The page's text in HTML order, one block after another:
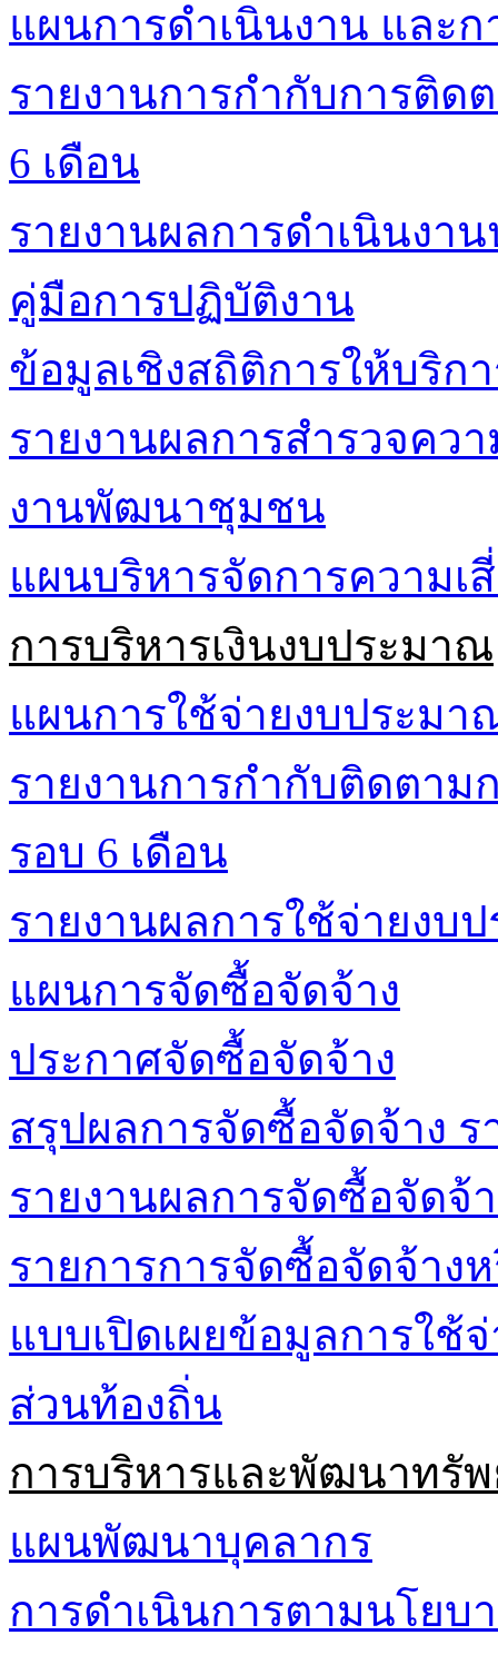
แผนการดำเนินงาน และ
รายงานการกำกับการติด
6 เดือน
รายงานผลการดำเนินงา
คู่มือการปฏิบัติงาน
ข้อมูลเชิงสถิติการให้บริก
รายงานผลการสำรวจคว
งานพัฒนาชุมชน
แผนบริหารจัดการความเ
การบริหารเงินงบประมาณ
แผนการใช้จ่ายงบประมา
รายงานการกำกับติดตาม
รอบ 6 เดือน
รายงานผลการใช้จ่ายงบ
แผนการจัดซื้อจัดจ้าง
ประกาศจัดซื้อจัดจ้าง
สรุปผลการจัดซื้อจัดจ้าง ร
รายงานผลการจัดซื้อจัดจ้
รายการการจัดซื้อจัดจ้าง
แบบเปิดเผยข้อมูลการใช้
ส่วนท้องถิ่น
การบริหารและพัฒนาทรั
แผนพัฒนาบุคลากร
การดำเนินการตามนโยบ